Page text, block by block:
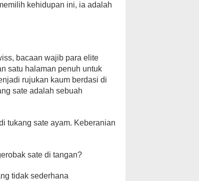
kehidupan ini, ia adalah
bacaan wajib para elite
satu halaman penuh untuk
rujukan kaum berdasi di
sate adalah sebuah
tukang sate ayam. Keberanian
sate di tangan?
tidak sederhana